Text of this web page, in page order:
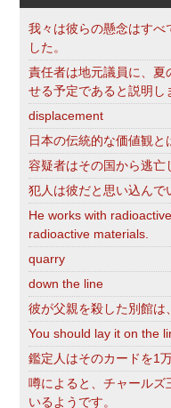
我々は彼らの懸念はすべ
した。
責任者は地元議員に、夏
せる予定であると説明し
displacement
日本の伝統的な価値観と
容疑者はその国から逃亡
犯人は彼だと思い込んで
He works with
radioactive materials.
quarry
down the line
彼が父親を殺した別館は
You should lay it on the
鑑定人はそのカードを1
噂によると、チャール
いるようです。